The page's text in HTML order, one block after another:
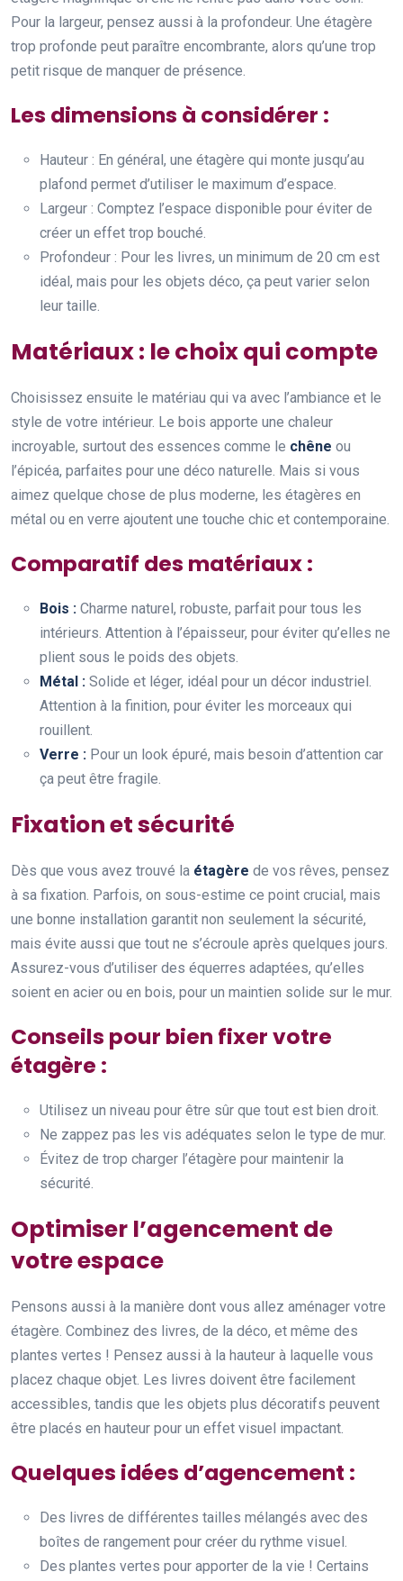
Pour la largeur, pensez aussi à la profondeur. Une étagère
trop profonde peut paraître encombrante, alors qu’une trop
petit risque de manquer de présence.
Les dimensions à considérer :
Hauteur : En général, une étagère qui monte jusqu’au
plafond permet d’utiliser le maximum d’espace.
Largeur : Comptez l’espace disponible pour éviter de
créer un effet trop bouché.
Profondeur : Pour les livres, un minimum de 20 cm est
idéal, mais pour les objets déco, ça peut varier selon
leur taille.
Matériaux : le choix qui compte
Choisissez ensuite le matériau qui va avec l’ambiance et le
style de votre intérieur. Le bois apporte une chaleur
incroyable, surtout des essences comme le chêne ou
l’épicéa, parfaites pour une déco naturelle. Mais si vous
aimez quelque chose de plus moderne, les étagères en
métal ou en verre ajoutent une touche chic et contemporaine.
Comparatif des matériaux :
Bois : Charme naturel, robuste, parfait pour tous les
intérieurs. Attention à l’épaisseur, pour éviter qu’elles ne
plient sous le poids des objets.
Métal : Solide et léger, idéal pour un décor industriel.
Attention à la finition, pour éviter les morceaux qui
rouillent.
Verre : Pour un look épuré, mais besoin d’attention car
ça peut être fragile.
Fixation et sécurité
Dès que vous avez trouvé la étagère de vos rêves, pensez
à sa fixation. Parfois, on sous-estime ce point crucial, mais
une bonne installation garantit non seulement la sécurité,
mais évite aussi que tout ne s’écroule après quelques jours.
Assurez-vous d’utiliser des équerres adaptées, qu’elles
soient en acier ou en bois, pour un maintien solide sur le mur.
Conseils pour bien fixer votre
étagère :
Utilisez un niveau pour être sûr que tout est bien droit.
Ne zappez pas les vis adéquates selon le type de mur.
Évitez de trop charger l’étagère pour maintenir la
sécurité.
Optimiser l’agencement de
votre espace
Pensons aussi à la manière dont vous allez aménager votre
étagère. Combinez des livres, de la déco, et même des
plantes vertes ! Pensez aussi à la hauteur à laquelle vous
placez chaque objet. Les livres doivent être facilement
accessibles, tandis que les objets plus décoratifs peuvent
être placés en hauteur pour un effet visuel impactant.
Quelques idées d’agencement :
Des livres de différentes tailles mélangés avec des
boîtes de rangement pour créer du rythme visuel.
Des plantes vertes pour apporter de la vie ! Certains